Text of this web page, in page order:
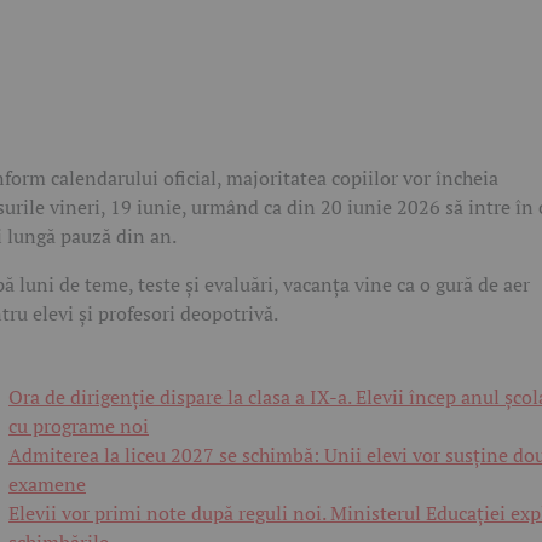
calendarului oficial, majoritatea copiilor vor încheia
vineri, 19 iunie, urmând ca din 20 iunie 2026 să intre în
lungă pauză din an.
luni de teme, teste și evaluări, vacanța vine ca o gură de aer
elevi și profesori deopotrivă.
Ora de dirigenție dispare la clasa a IX-a. Elevii încep anul
cu programe noi
Admiterea la liceu 2027 se schimbă: Unii elevi vor susține
examene
Elevii vor primi note după reguli noi. Ministerul Educației